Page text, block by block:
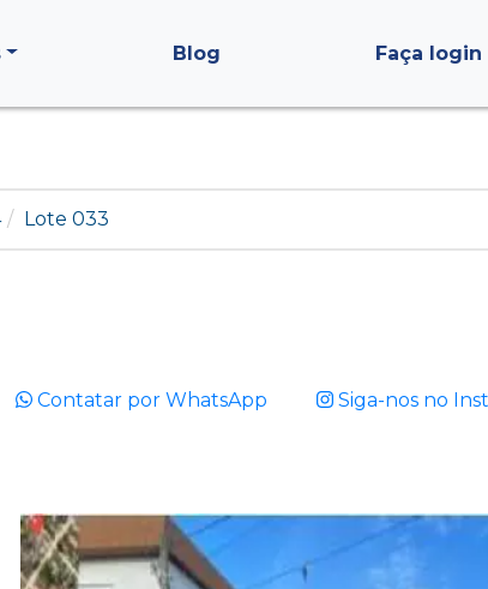
Blog Faça login
Lote 033
Contatar por WhatsApp Siga-nos no